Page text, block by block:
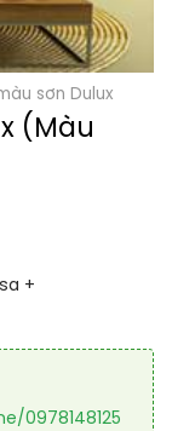
sơn Dulux
(Màu
+
0978148125